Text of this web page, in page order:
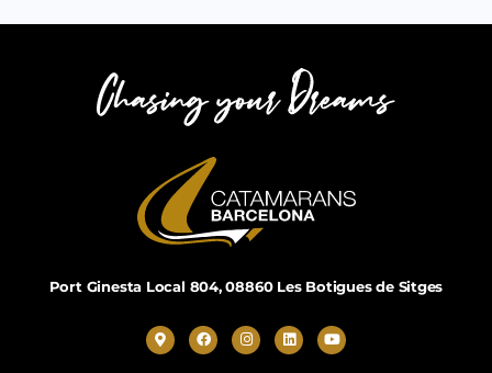
Port Ginesta Local 804, 08860 Les Botigues de Sitges